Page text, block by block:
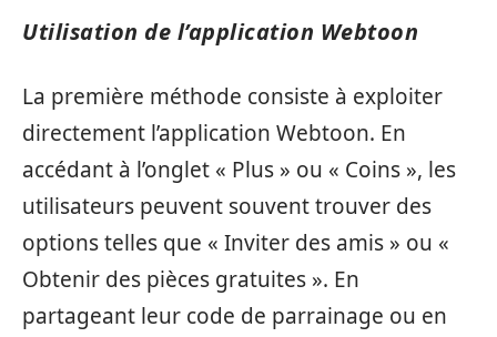
Utilisation de l’application Webtoon
La première méthode consiste à exploiter
directement l’application Webtoon. En
accédant à l’onglet « Plus » ou « Coins », les
utilisateurs peuvent souvent trouver des
options telles que « Inviter des amis » ou «
Obtenir des pièces gratuites ». En
partageant leur code de parrainage ou en